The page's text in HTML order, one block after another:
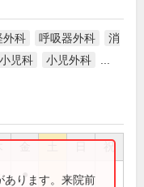
外科 呼吸器外科
消
小児科 小児外科
祝
●
あります。来院前